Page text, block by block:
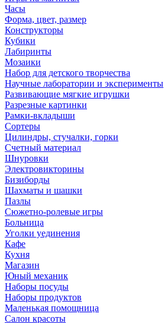
Часы
Форма, цвет, размер
Конструкторы
Кубики
Лабиринты
Мозаики
Набор для детского творчества
Научные лаборатории и эксперименты
Развивающие мягкие игрушки
Разрезные картинки
Рамки-вкладыши
Сортеры
Цилиндры, стучалки, горки
Счетный материал
Шнуровки
Электровикторины
Бизиборды
Шахматы и шашки
Пазлы
Сюжетно-ролевые игры
Больница
Уголки уединения
Кафе
Кухня
Магазин
Юный механик
Наборы посуды
Наборы продуктов
Маленькая помощница
Салон красоты